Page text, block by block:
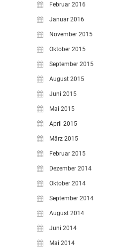
Februar 2016
Januar 2016
November 2015
Oktober 2015
September 2015
August 2015
Juni 2015
Mai 2015
April 2015
März 2015
Februar 2015
Dezember 2014
Oktober 2014
September 2014
August 2014
Juni 2014
Mai 2014